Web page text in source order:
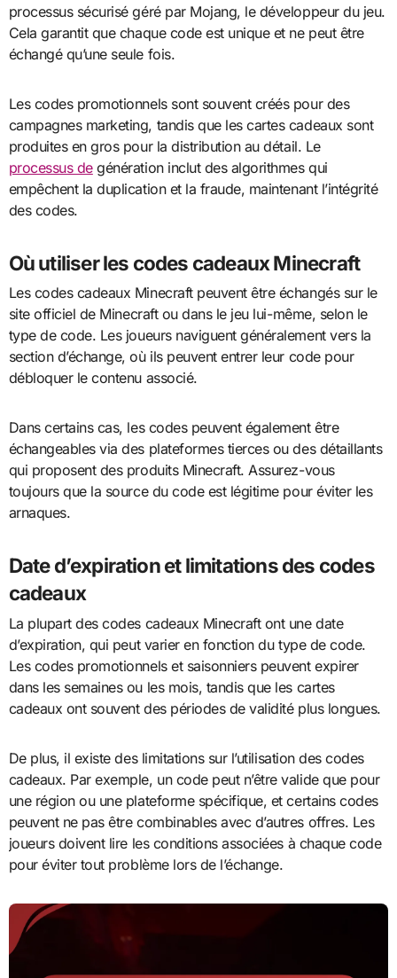
processus sécurisé géré par Mojang, le développeur du jeu.
Cela garantit que chaque code est unique et ne peut être
échangé qu’une seule fois.
Les codes promotionnels sont souvent créés pour des
campagnes marketing, tandis que les cartes cadeaux sont
produites en gros pour la distribution au détail. Le
processus degénération inclut des algorithmes qui
empêchent la duplication et la fraude, maintenant l’intégrité
des codes.
Où utiliser les codes cadeaux Minecraft
Les codes cadeaux Minecraft peuvent être échangés sur le
site officiel de Minecraft ou dans le jeu lui-même, selon le
type de code. Les joueurs naviguent généralement vers la
section d’échange, où ils peuvent entrer leur code pour
débloquer le contenu associé.
Dans certains cas, les codes peuvent également être
échangeables via des plateformes tierces ou des détaillants
qui proposent des produits Minecraft. Assurez-vous
toujours que la source du code est légitime pour éviter les
arnaques.
Date d’expiration et limitations des codes
cadeaux
La plupart des codes cadeaux Minecraft ont une date
d’expiration, qui peut varier en fonction du type de code.
Les codes promotionnels et saisonniers peuvent expirer
dans les semaines ou les mois, tandis que les cartes
cadeaux ont souvent des périodes de validité plus longues.
De plus, il existe des limitations sur l’utilisation des codes
cadeaux. Par exemple, un code peut n’être valide que pour
une région ou une plateforme spécifique, et certains codes
peuvent ne pas être combinables avec d’autres offres. Les
joueurs doivent lire les conditions associées à chaque code
pour éviter tout problème lors de l’échange.